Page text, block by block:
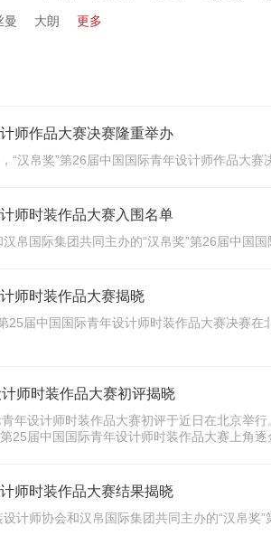
曼 大朗 更多
师作品大赛决赛隆重举办
“汉帛奖”第26届中国国际青年设计师作品大赛
师时装作品大赛入围名单
帛国际集团共同主办的“汉帛奖”第26届中国
师时装作品大赛揭晓
25届中国国际青年设计师时装作品大赛决赛
师时装作品大赛初评揭晓
年设计师时装作品大赛初评于近日在北京举
25届中国国际青年设计师时装作品大赛上角逐
师时装作品大赛结果揭晓
计师协会和汉帛国际集团共同主办的“汉帛奖